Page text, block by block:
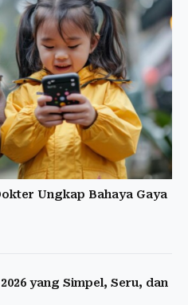
Ungkap Bahaya Gaya
yang Simpel, Seru, dan